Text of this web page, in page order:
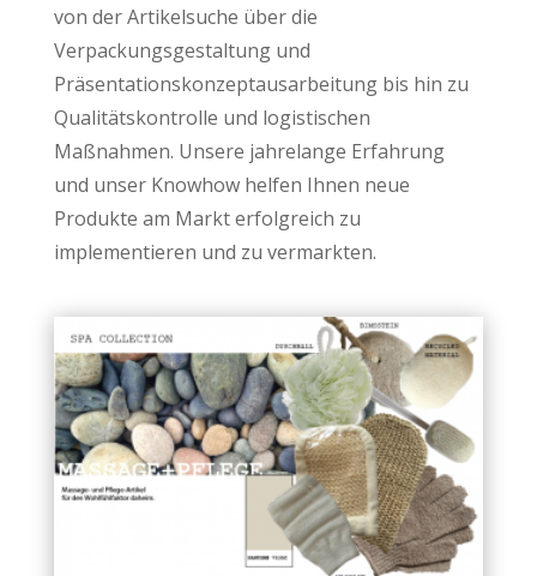
von der Artikelsuche über die
Verpackungsgestaltung und
Präsentationskonzeptausarbeitung bis hin zu
Qualitätskontrolle und logistischen
Maßnahmen. Unsere jahrelange Erfahrung
und unser Knowhow helfen Ihnen neue
Produkte am Markt erfolgreich zu
implementieren und zu vermarkten.